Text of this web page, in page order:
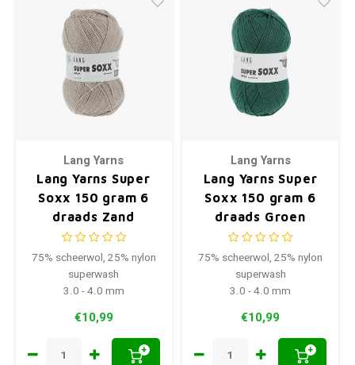
Lang Yarns
Lang Yarns Super
Soxx 150 gram 6
draads Zand
Melange
75% scheerwol, 25% nylon
superwash
3.0 - 4.0 mm
€10,99
+
Lang Yarns
Lang Yarns Super
Soxx 150 gram 6
draads Groen
75% scheerwol, 25% nylon
superwash
3.0 - 4.0 mm
€10,99
+